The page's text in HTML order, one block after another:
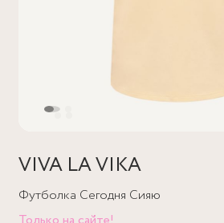
VIVA LA VIKA
Футболка Сегодня Сияю